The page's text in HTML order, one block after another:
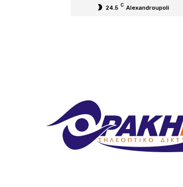
24.5 C Alexandroupoli